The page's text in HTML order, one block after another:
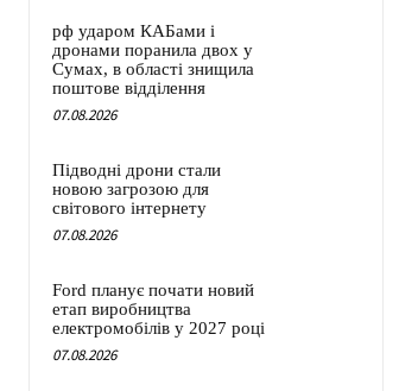
рф ударом КАБами і
дронами поранила двох у
Сумах, в області знищила
поштове відділення
07.08.2026
Підводні дрони стали
новою загрозою для
світового інтернету
07.08.2026
Ford планує почати новий
етап виробництва
електромобілів у 2027 році
07.08.2026